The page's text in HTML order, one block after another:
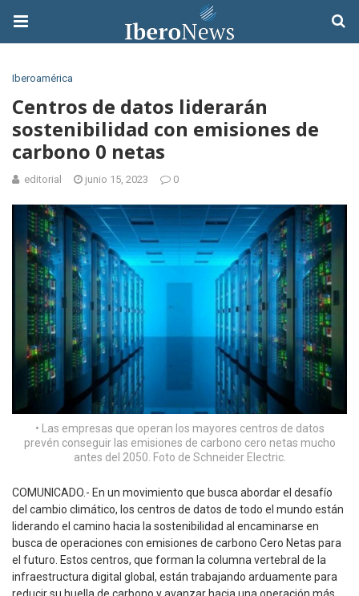
Iberoamérica
Centros de datos liderarán
sostenibilidad con emisiones de
carbono 0 netas
editorial junio 15, 2023 0
• Las empresas que operan los mayores centros de datos
prevén conseguir las emisiones de carbono cero netas mucho
antes del 2050. Foto de Schneider Electric.
COMUNICADO.- En un movimiento que busca abordar el desafío
del cambio climático, los centros de datos de todo el mundo están
liderando el camino hacia la sostenibilidad al encaminarse en
busca de operaciones con emisiones de carbono Cero Netas para
el futuro. Estos centros, que forman la columna vertebral de la
infraestructura digital global, están trabajando arduamente para